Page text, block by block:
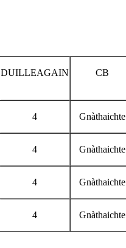
DUILLEAGAIN CB
4 Gnàthaichte
4 Gnàthaichte
4 Gnàthaichte
4 Gnàthaichte